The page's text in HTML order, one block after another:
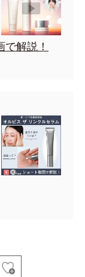
解説！